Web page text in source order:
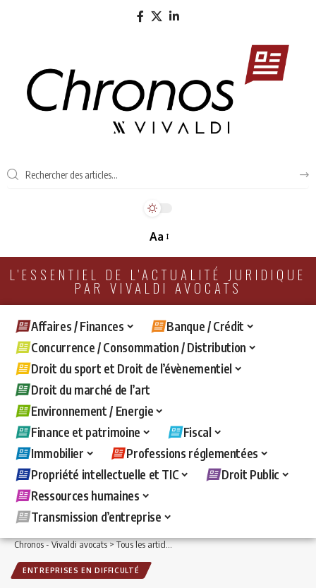
Aa
L'ESSENTIEL DE L'ACTUALITÉ JURIDIQUE
PAR VIVALDI AVOCATS
Affaires / Finances
Banque / Crédit
Concurrence / Consommation / Distribution
Droit du sport et Droit de l’évènementiel
Droit du marché de l’art
Environnement / Energie
Finance et patrimoine
Fiscal
Immobilier
Professions réglementées
Propriété intellectuelle et TIC
Droit Public
Ressources humaines
Transmission d’entreprise
Chronos - Vivaldi avocats>Tous les articles >Affaires / Finances>Entreprises en
ENTREPRISES EN DIFFICULTÉ